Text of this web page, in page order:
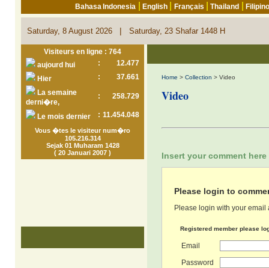
Bahasa Indonesia |English Français |Thailand |
Saturday, 8 August 2026 | Saturday, 23 Shafar 1448 H
Visiteurs en ligne : 764
aujourd hui
:
12.477
Hier
:
37.661
La semaine
derni�re,
: 258.729
Le mois dernier : 11.454.048
Vous �tes le visiteur num�ro
105.216.314
Sejak 01 Muharam 1428
( 20 Januari 2007 )
Home > Collection > Video
Video
Insert your comment here
Please login to
Please login with your
Registered member please
Email
Password